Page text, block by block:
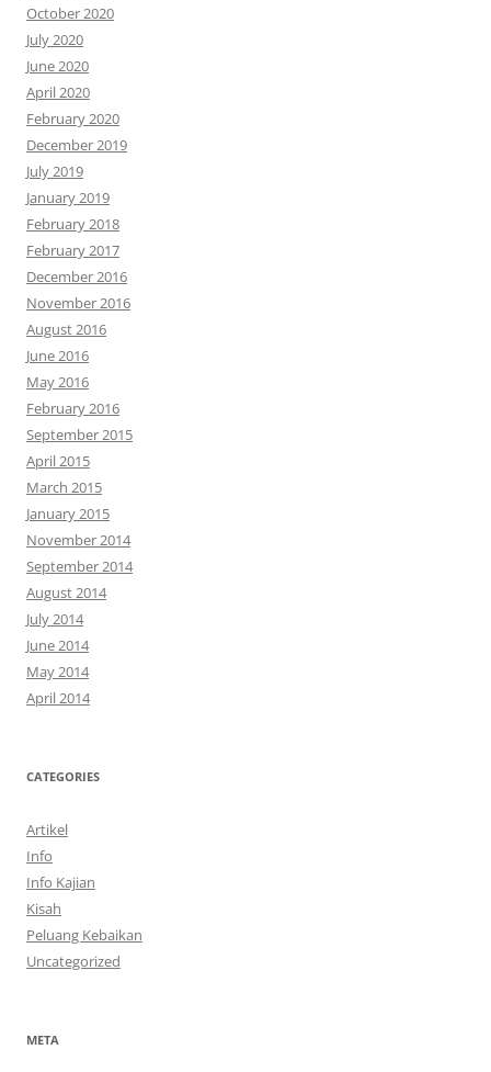
October 2020
July 2020
June 2020
April 2020
February 2020
December 2019
July 2019
January 2019
February 2018
February 2017
December 2016
November 2016
August 2016
June 2016
May 2016
February 2016
September 2015
April 2015
March 2015
January 2015
November 2014
September 2014
August 2014
July 2014
June 2014
May 2014
April 2014
CATEGORIES
Artikel
Info
Info Kajian
Kisah
Peluang Kebaikan
Uncategorized
META